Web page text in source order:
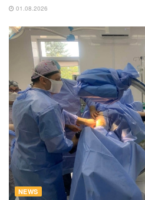
01.08.2026
NEWS